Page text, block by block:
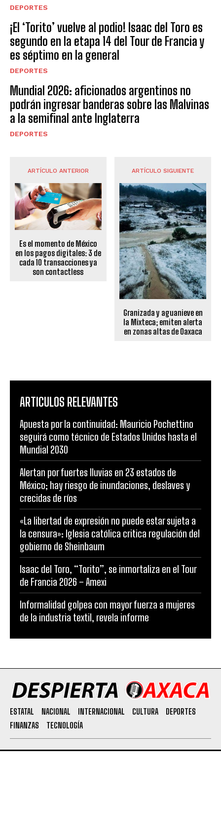
DEPORTES
¡El ‘Torito’ vuelve al podio! Isaac del Toro es
segundo en la etapa 14 del Tour de Francia y
es séptimo en la general
DEPORTES
Mundial 2026: aficionados argentinos no
podrán ingresar banderas sobre las Malvinas
a la semifinal ante Inglaterra
DEPORTES
ARTÍCULO ANTERIOR
Es el momento de México
en los pagos digitales: 3 de
cada 10 transacciones ya
son contactless
ARTÍCULO SIGUIENTE
Granizada y aguanieve en
la Mixteca; emiten alerta
en zonas altas de Oaxaca
ARTICULOS RELEVANTES
Apuesta por la continuidad: Mauricio Pochettino
seguirá como técnico de Estados Unidos hasta el
Mundial 2030
Alertan por fuertes lluvias en 23 estados de
México; hay riesgo de inundaciones, deslaves y
crecidas de ríos
«La libertad de expresión no puede estar sujeta a
la censura»: Iglesia católica critica regulación del
gobierno de Sheinbaum
Isaac del Toro, “Torito”, se inmortaliza en el Tour
de Francia 2026 – Amexi
Informalidad golpea con mayor fuerza a mujeres
de la industria textil, revela informe
ESTATAL NACIONAL INTERNACIONAL CULTURA
DEPORTES
FINANZAS
TECNOLOGÍA